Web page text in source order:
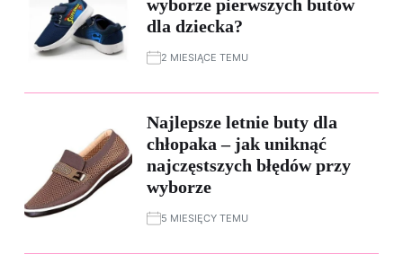
wyborze pierwszych butów
dla dziecka?
2 MIESIĄCE TEMU
Najlepsze letnie buty dla
chłopaka – jak uniknąć
najczęstszych błędów przy
wyborze
5 MIESIĘCY TEMU